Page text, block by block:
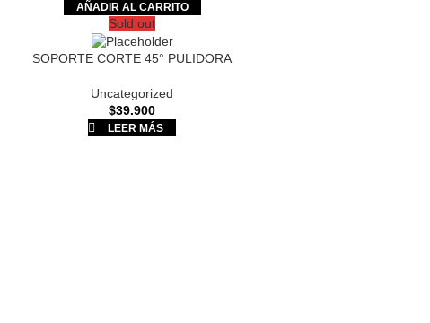
AÑADIR AL CARRITO
Sold out
SOPORTE CORTE 45° PULIDORA
Uncategorized
$39.900
LEER MÁS